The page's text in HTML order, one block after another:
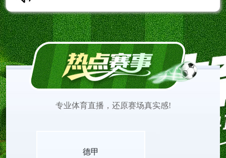
甲直播内容。德甲高清直播支持免费在线观看，全
程无需安装任何插件。平台实时更新赛程安排，第
专业体育直播，还原赛场真实感!
德甲